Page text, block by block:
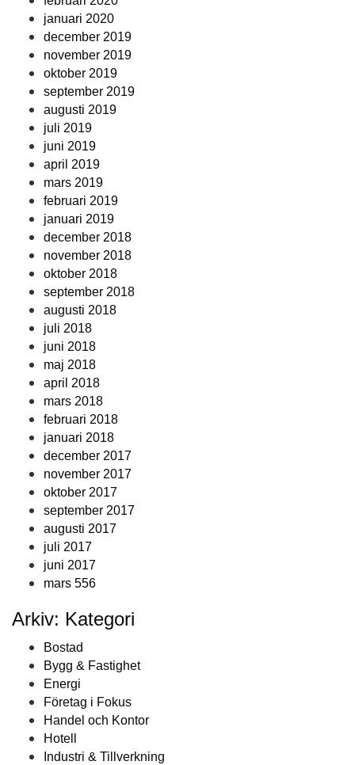
januari 2020
december 2019
november 2019
oktober 2019
september 2019
augusti 2019
juli 2019
juni 2019
april 2019
mars 2019
februari 2019
januari 2019
december 2018
november 2018
oktober 2018
september 2018
augusti 2018
juli 2018
juni 2018
maj 2018
april 2018
mars 2018
februari 2018
januari 2018
december 2017
november 2017
oktober 2017
september 2017
augusti 2017
juli 2017
juni 2017
mars 556
Arkiv: Kategori
Bostad
Bygg & Fastighet
Energi
Företag i Fokus
Handel och Kontor
Hotell
Industri & Tillverkning